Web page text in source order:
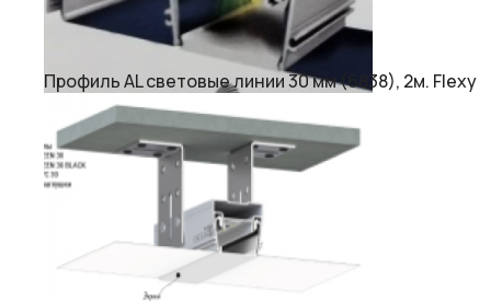
Профиль AL световые линии 30 мм (6838), 2м. Flexy